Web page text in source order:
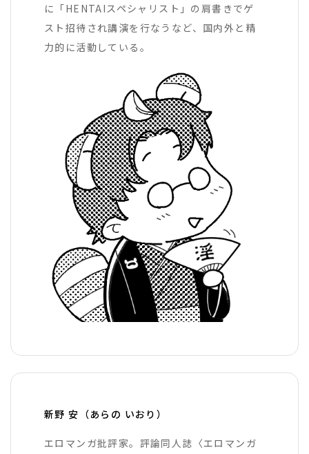
に「HENTAIスペシャリスト」の肩書きでゲ
スト招待され講演を行なうなど、国内外と精
力的に活動している。
新野 安（あらの いおり）
エロマンガ批評家。評論同人誌〈エロマンガ